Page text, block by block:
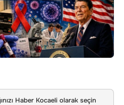
Haber Kocaeli olarak seçin